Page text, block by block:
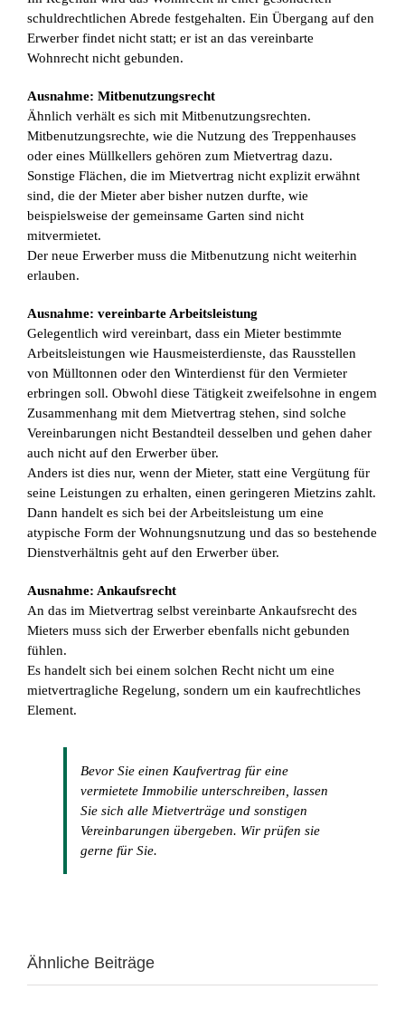
schuldrechtlichen Abrede festgehalten. Ein Übergang auf den
Erwerber findet nicht statt; er ist an das vereinbarte
Wohnrecht nicht gebunden.
Ausnahme: Mitbenutzungsrecht
Ähnlich verhält es sich mit Mitbenutzungsrechten.
Mitbenutzungsrechte, wie die Nutzung des Treppenhauses
oder eines Müllkellers gehören zum Mietvertrag dazu.
Sonstige Flächen, die im Mietvertrag nicht explizit erwähnt
sind, die der Mieter aber bisher nutzen durfte, wie
beispielsweise der gemeinsame Garten sind nicht
mitvermietet.
Der neue Erwerber muss die Mitbenutzung nicht weiterhin
erlauben.
Ausnahme: vereinbarte Arbeitsleistung
Gelegentlich wird vereinbart, dass ein Mieter bestimmte
Arbeitsleistungen wie Hausmeisterdienste, das Rausstellen
von Mülltonnen oder den Winterdienst für den Vermieter
erbringen soll. Obwohl diese Tätigkeit zweifelsohne in engem
Zusammenhang mit dem Mietvertrag stehen, sind solche
Vereinbarungen nicht Bestandteil desselben und gehen daher
auch nicht auf den Erwerber über.
Anders ist dies nur, wenn der Mieter, statt eine Vergütung für
seine Leistungen zu erhalten, einen geringeren Mietzins zahlt.
Dann handelt es sich bei der Arbeitsleistung um eine
atypische Form der Wohnungsnutzung und das so bestehende
Dienstverhältnis geht auf den Erwerber über.
Ausnahme: Ankaufsrecht
An das im Mietvertrag selbst vereinbarte Ankaufsrecht des
Mieters muss sich der Erwerber ebenfalls nicht gebunden
fühlen.
Es handelt sich bei einem solchen Recht nicht um eine
mietvertragliche Regelung, sondern um ein kaufrechtliches
Element.
Bevor Sie einen Kaufvertrag für eine
vermietete Immobilie unterschreiben, lassen
Sie sich alle Mietverträge und sonstigen
Vereinbarungen übergeben. Wir prüfen sie
gerne für Sie.
Ähnliche Beiträge